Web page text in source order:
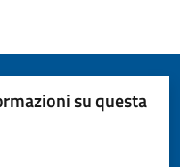
su questa